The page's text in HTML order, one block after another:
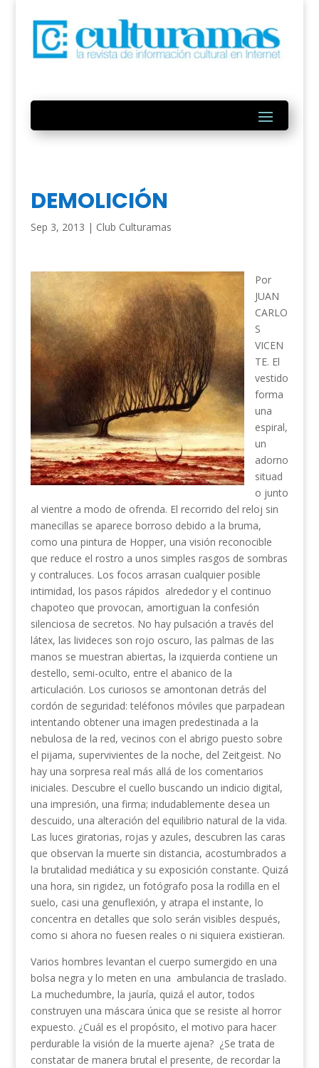
DEMOLICIÓN
Sep 3, 2013 | Club Culturamas
Por
JUAN
CARLO
S
VICEN
TE. El
vestido
forma
una
espiral,
un
adorno
situad
o junto
al vientre a modo de ofrenda. El recorrido del reloj sin
manecillas se aparece borroso debido a la bruma,
como una pintura de Hopper, una visión reconocible
que reduce el rostro a unos simples rasgos de sombras
y contraluces. Los focos arrasan cualquier posible
intimidad, los pasos rápidos alrededor y el continuo
chapoteo que provocan, amortiguan la confesión
silenciosa de secretos. No hay pulsación a través del
látex, las livideces son rojo oscuro, las palmas de las
manos se muestran abiertas, la izquierda contiene un
destello, semi-oculto, entre el abanico de la
articulación. Los curiosos se amontonan detrás del
cordón de seguridad: teléfonos móviles que parpadean
intentando obtener una imagen predestinada a la
nebulosa de la red, vecinos con el abrigo puesto sobre
el pijama, supervivientes de la noche, del Zeitgeist. No
hay una sorpresa real más allá de los comentarios
iniciales. Descubre el cuello buscando un indicio digital,
una impresión, una firma; indudablemente desea un
descuido, una alteración del equilibrio natural de la vida.
Las luces giratorias, rojas y azules, descubren las caras
que observan la muerte sin distancia, acostumbrados a
la brutalidad mediática y su exposición constante. Quizá
una hora, sin rigidez, un fotógrafo posa la rodilla en el
suelo, casi una genuflexión, y atrapa el instante, lo
concentra en detalles que solo serán visibles después,
como si ahora no fuesen reales o ni siquiera existieran.
Varios hombres levantan el cuerpo sumergido en una
bolsa negra y lo meten en una ambulancia de traslado.
La muchedumbre, la jauría, quizá el autor, todos
construyen una máscara única que se resiste al horror
expuesto. ¿Cuál es el propósito, el motivo para hacer
perdurable la visión de la muerte ajena? ¿Se trata de
constatar de manera brutal el presente, de recordar la